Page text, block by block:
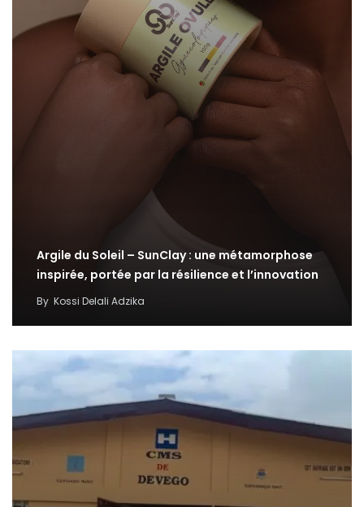
Argile du Soleil – SunClay : une métamorphose
inspirée, portée par la résilience et l’innovation
By Kossi Delali Adzika